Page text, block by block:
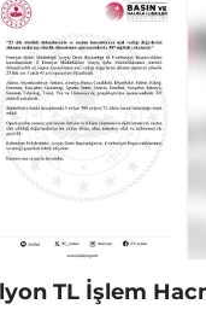
TL İşlem